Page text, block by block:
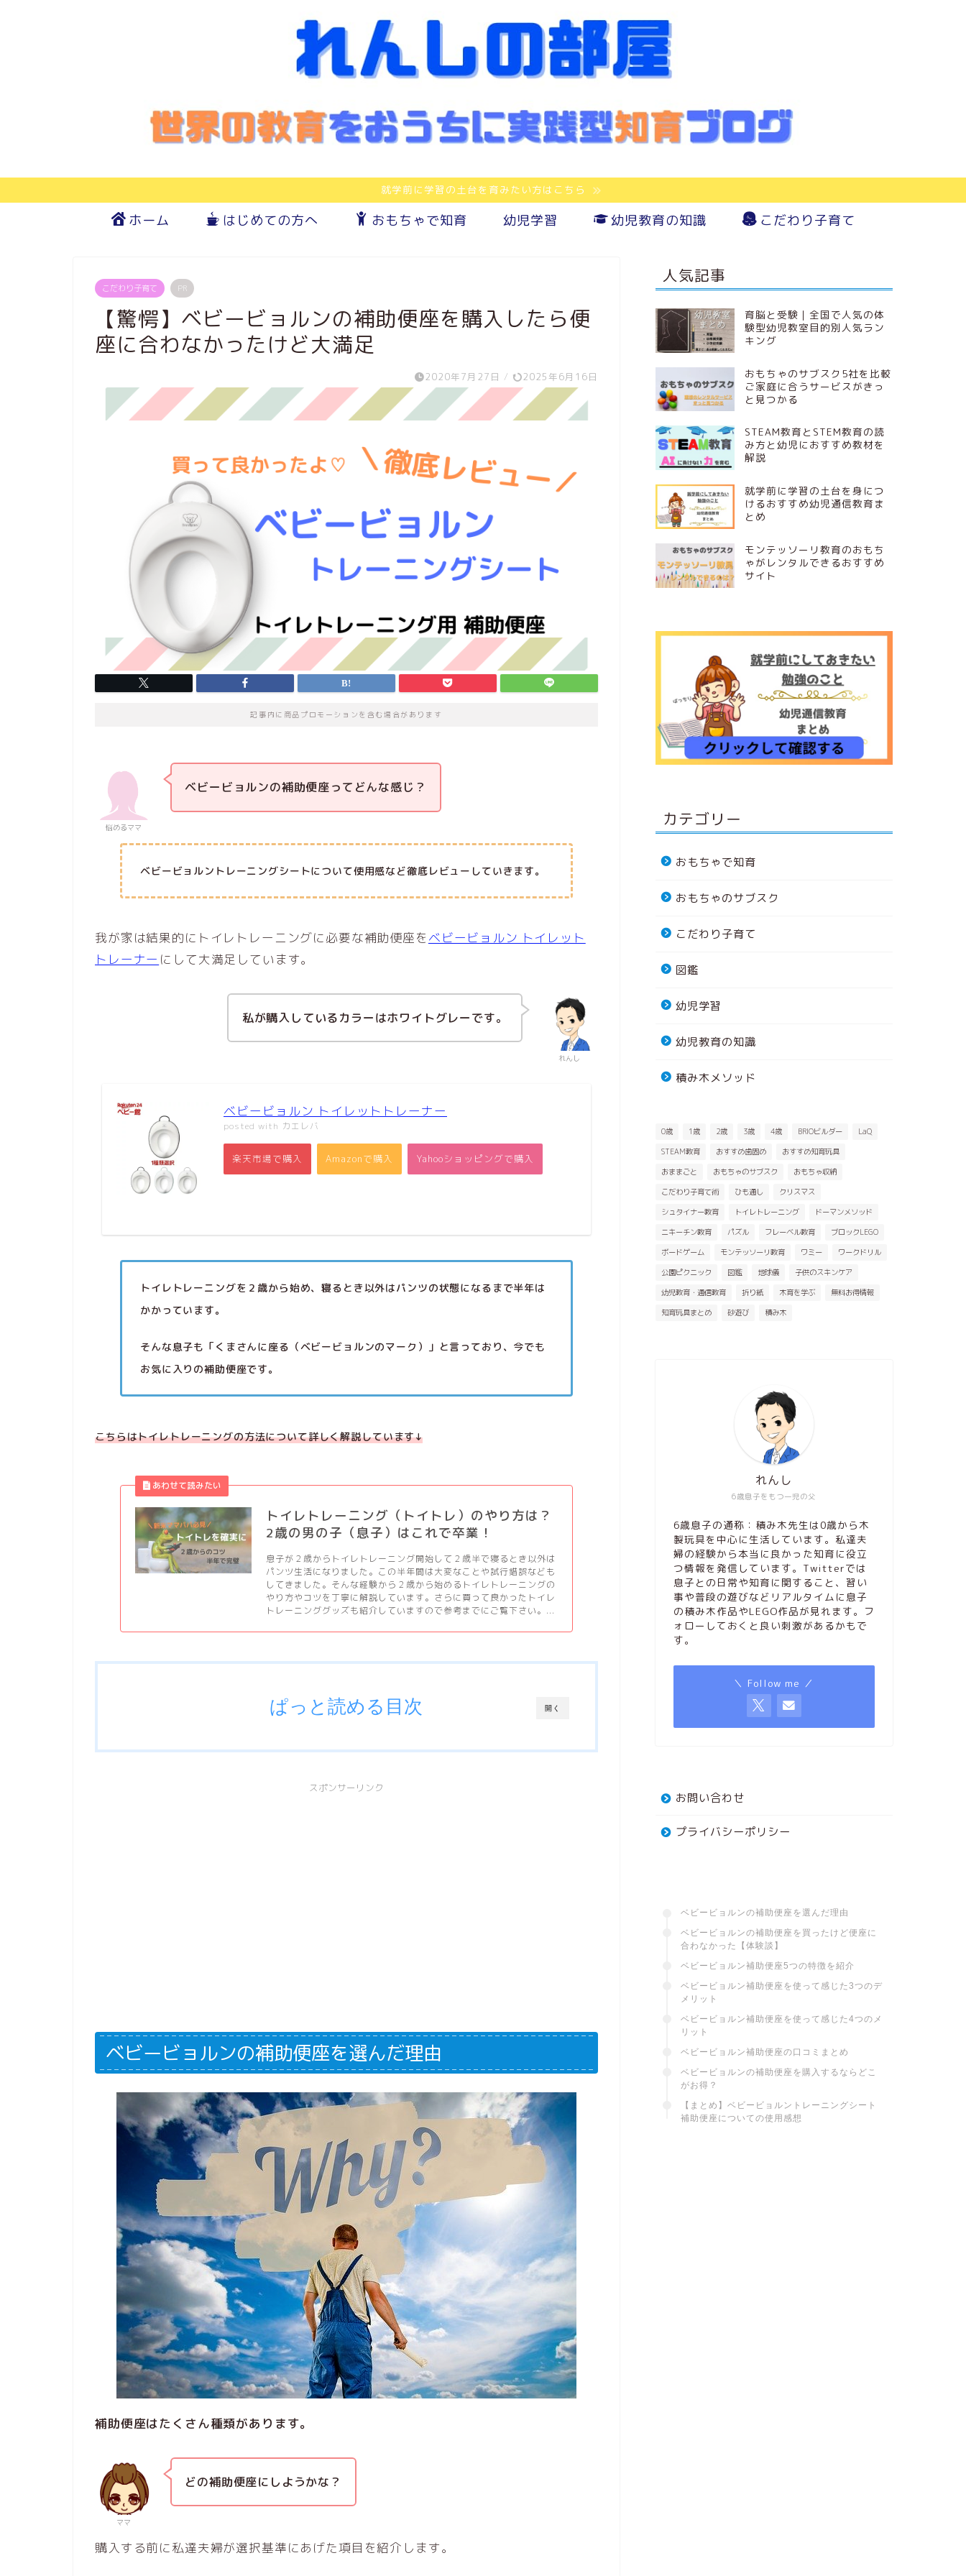
就学前に学習の土台を育みたい方はこちら
ホーム はじめての方へ おもちゃで知育 幼児学習 幼児教育の知識 こだわり子育て
こだわり子育て PR
【驚愕】ベビービョルンの補助便座を購入したら便
座に合わなかったけど大満足
2020年7月27日 / 2025年6月16日
記事内に商品プロモーションを含む場合があります
悩めるママ
ベビービョルンの補助便座ってどんな感じ？
ベビービョルントレーニングシートについて使用感など徹底レビューしていきます。
我が家は結果的にトイレトレーニングに必要な補助便座を ベビービョルン トイレット
トレーナー にして大満足しています。
れんし
私が購入しているカラーはホワイトグレーです。
ベビービョルン トイレットトレーナー
posted with カエレバ
楽天市場で購入 Amazonで購入 Yahooショッピングで購入
トイレトレーニングを２歳から始め、寝るとき以外はパンツの状態になるまで半年は
かかっています。
そんな息子も「くまさんに座る（ベビービョルンのマーク）」と言っており、今でも
お気に入りの補助便座です。
こちらはトイレトレーニングの方法について詳しく解説しています↓
トイレトレーニング（トイトレ）のやり方は？
2歳の男の子（息子）はこれで卒業！
息子が２歳からトイレトレーニング開始して２歳半で寝るとき以外は
パンツ生活になりました。この半年間は大変なことや試行錯誤なども
してきました。そんな経験から２歳から始めるトイレトレーニングの
やり方やコツを丁寧に解説しています。さらに買って良かったトイレ
トレーニンググッズも紹介していますので参考までにご覧下さい。...
開く
ぱっと読める目次
スポンサーリンク
ベビービョルンの補助便座を選んだ理由
補助便座はたくさん種類があります。
ママ
どの補助便座にしようかな？
購入する前に私達夫婦が選択基準にあげた項目を紹介します。
人気記事
育脳と受験｜全国で人気の体
験型幼児教室目的別人気ラン
キング
おもちゃのサブスク5社を比較
ご家庭に合うサービスがきっ
と見つかる
STEAM教育とSTEM教育の読
み方と幼児におすすめ教材を
解説
就学前に学習の土台を身につ
けるおすすめ幼児通信教育ま
とめ
モンテッソーリ教育のおもち
ゃがレンタルできるおすすめ
サイト
カテゴリー
おもちゃで知育
おもちゃのサブスク
こだわり子育て
図鑑
幼児学習
幼児教育の知識
積み木メソッド
0歳 1歳 2歳 3歳 4歳 BRIOビルダー
LaQ
STEAM教育
おすすめ歯固め
おすすめ知育玩具
おままごと
おもちゃのサブスク
おもちゃ収納
こだわり子育て術
ひも通し
クリスマス
シュタイナー教育
トイレトレーニング
ドーマンメソッド
ニキーチン教育
パズル フレーベル教育
ブロックLEGO
ボードゲーム
モンテッソーリ教育 ワミー
ワークドリル
公園ピクニック
図鑑 地球儀
子供のスキンケア
幼児教育・通信教育
折り紙 木育を学ぶ
無料お得情報
知育玩具まとめ
砂遊び 積み木
6歳息子をもつ一児の父
れんし
6歳息子の通称：積み木先生は0歳から木
製玩具を中心に生活しています。私達夫
婦の経験から本当に良かった知育に役立
つ情報を発信しています。Twitterでは
息子との日常や知育に関すること、習い
事や普段の遊びなどリアルタイムに息子
の積み木作品やLEGO作品が見れます。フ
ォローしておくと良い刺激があるかもで
す。
＼ Follow me ／
お問い合わせ
プライバシーポリシー
ベビービョルンの補助便座を選んだ理由
ベビービョルンの補助便座を買ったけど便座に
合わなかった【体験談】
ベビービョルン補助便座5つの特徴を紹介
ベビービョルン補助便座を使って感じた3つのデ
メリット
ベビービョルン補助便座を使って感じた4つのメ
リット
ベビービョルン補助便座の口コミまとめ
ベビービョルンの補助便座を購入するならどこ
がお得？
【まとめ】ベビービョルントレーニングシート
補助便座についての使用感想